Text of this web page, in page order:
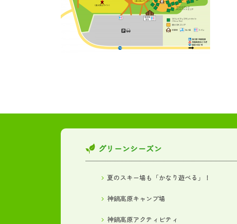
グリーンシーズン
夏のスキー場も「かなり遊べる」！
神鍋高原キャンプ場
神鍋高原アクティビティ